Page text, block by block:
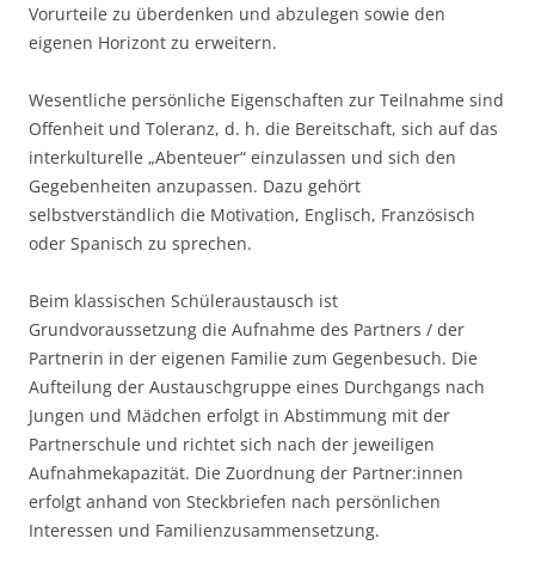
Vorurteile zu überdenken und abzulegen sowie den
eigenen Horizont zu erweitern.
Wesentliche persönliche Eigenschaften zur Teilnahme sind
Offenheit und Toleranz, d. h. die Bereitschaft, sich auf das
interkulturelle „Abenteuer“ einzulassen und sich den
Gegebenheiten anzupassen. Dazu gehört
selbstverständlich die Motivation, Englisch, Französisch
oder Spanisch zu sprechen.
Beim klassischen Schüleraustausch ist
Grundvoraussetzung die Aufnahme des Partners / der
Partnerin in der eigenen Familie zum Gegenbesuch. Die
Aufteilung der Austauschgruppe eines Durchgangs nach
Jungen und Mädchen erfolgt in Abstimmung mit der
Partnerschule und richtet sich nach der jeweiligen
Aufnahmekapazität. Die Zuordnung der Partner:innen
erfolgt anhand von Steckbriefen nach persönlichen
Interessen und Familienzusammensetzung.